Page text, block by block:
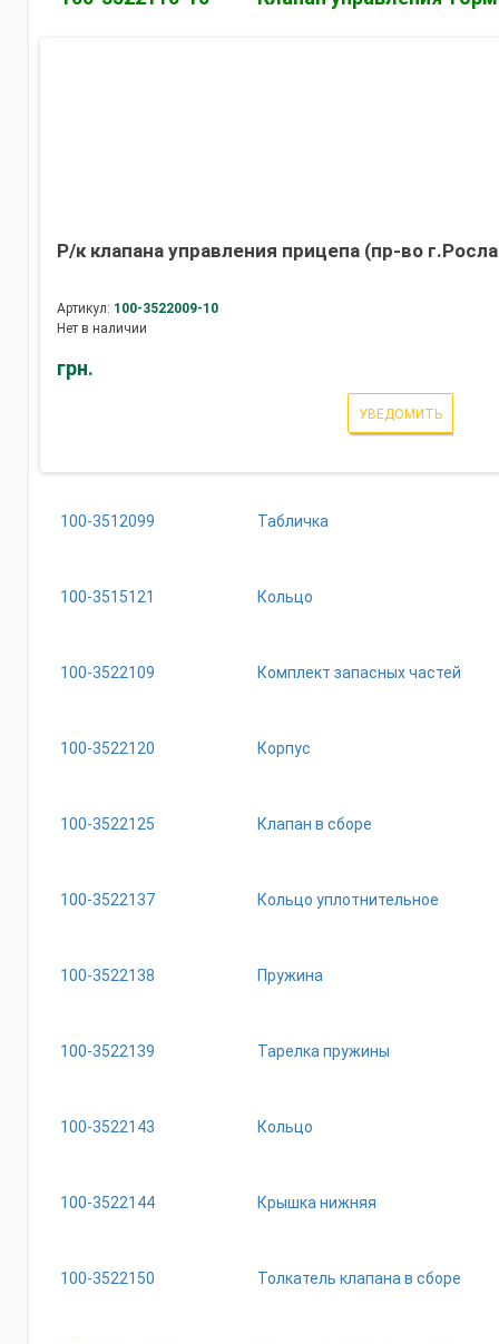
Р/к клапана управления прицепа (пр-во
Артикул: 100-3522009-10
Нет в наличии
грн.
УВЕДОМИТЬ
100-3512099 Табличка
100-3515121 Кольцо
100-3522109 Комплект запасных частей
100-3522120 Корпус
100-3522125 Клапан в сборе
100-3522137 Кольцо уплотнительное
100-3522138 Пружина
100-3522139 Тарелка пружины
100-3522143 Кольцо
100-3522144 Крышка нижняя
100-3522150 Толкатель клапана в сборе